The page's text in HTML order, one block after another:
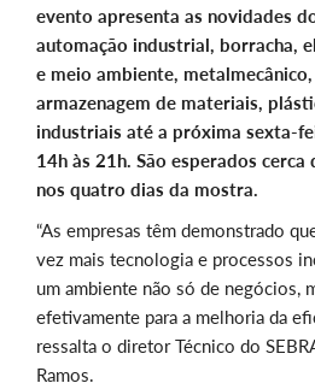
evento apresenta as novidades
automação industrial, borracha,
e meio ambiente,
armazenagem de materiais,
industriais até a próxima sexta-
14h às 21h. São esperados
nos quatro dias da mostra.
“As empresas têm demonstrado
vez mais tecnologia e processos
um ambiente não só de negócios,
efetivamente para a melhoria da
ressalta o diretor Técnico do
Ramos.